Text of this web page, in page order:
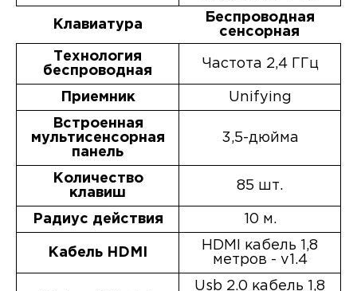
Клавиатура
Беспроводная
сенсорная
Технология
беспроводная
Частота 2,4 ГГц
Приемник Unifying
Встроенная
мультисенсорная
панель
3,5-дюйма
Количество
клавиш
85 шт.
Радиус действия 10 м.
Кабель HDMI
HDMI кабель 1,8
метров - v1.4
Usb 2.0 кабель 1,8